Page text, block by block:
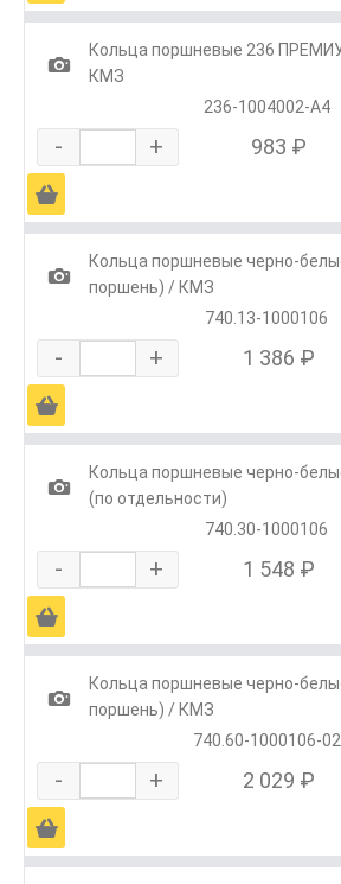
1
Кольца поршневые 236
КМЗ
236-1004002-А4
- + 983 ₽
Ä
1
Кольца поршневые черно-
поршень) / КМЗ
740.13-1000106
- + 1 386 ₽
Ä
1
Кольца поршневые черно-
(по отдельности)
740.30-1000106
- + 1 548 ₽
Ä
1
Кольца поршневые черно-
поршень) / КМЗ
740.60-1000106-02
- + 2 029 ₽
Ä